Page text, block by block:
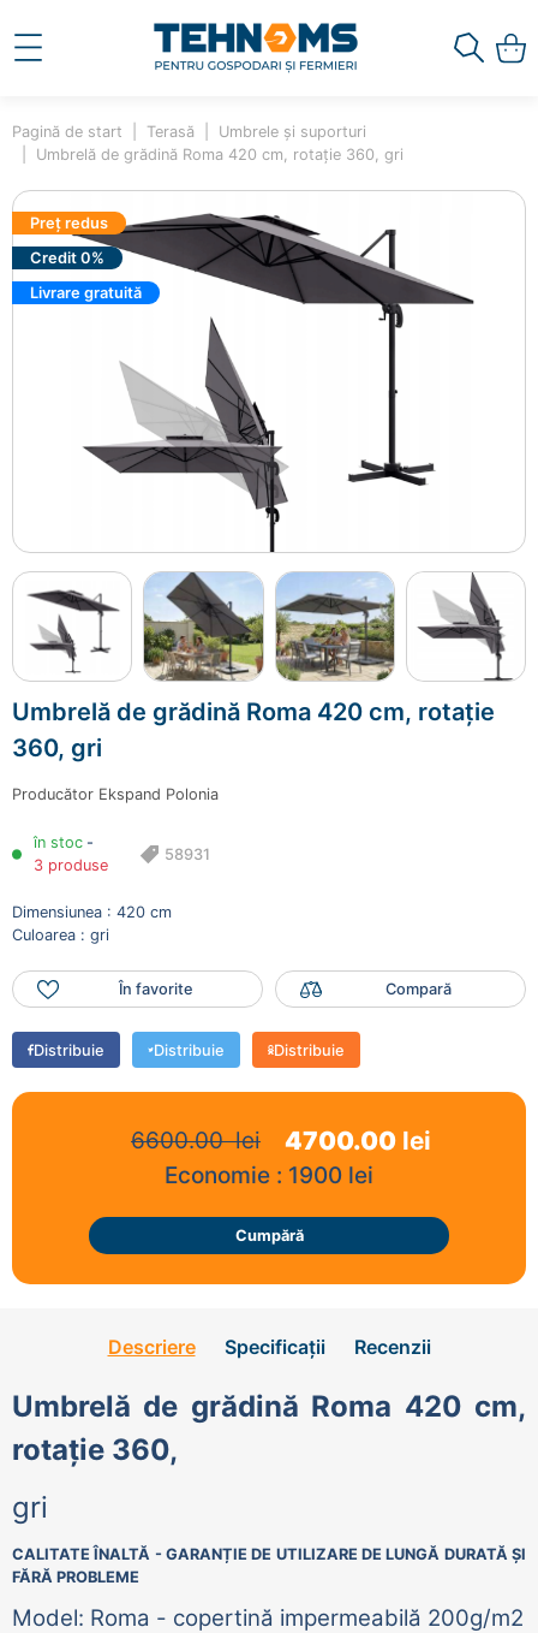
Pagină de start Terasă
Umbrele și suporturi
Umbrelă de grădină Roma 420 cm, rotație 360, gri
Preț redus
Credit 0%
Livrare gratuită
Umbrelă de grădină Roma 420 cm, rotație
360, gri
Producător Ekspand Polonia
în stoc -
3 produse
58931
Dimensiunea : 420 cm
Culoarea : gri
În favorite Compară
Distribuie Distribuie Distribuie
6600.00lei 4700.00 lei
Economie : 1900 lei
Cumpără
Ai adăugat în coș
Umbrelă de grădină Roma 420
cm, rotație 360, gri
58931
4700.00 lei
Mai adaugă produse
Finalizează comanda
Descriere Specificații Recenzii
Umbrelă de grădină Roma 420 cm,
rotație 360,
gri
CALITATE ÎNALTĂ - GARANȚIE DE UTILIZARE DE LUNGĂ DURATĂ ȘI
FĂRĂ PROBLEME
Model: Roma - copertină impermeabilă 200g/m2